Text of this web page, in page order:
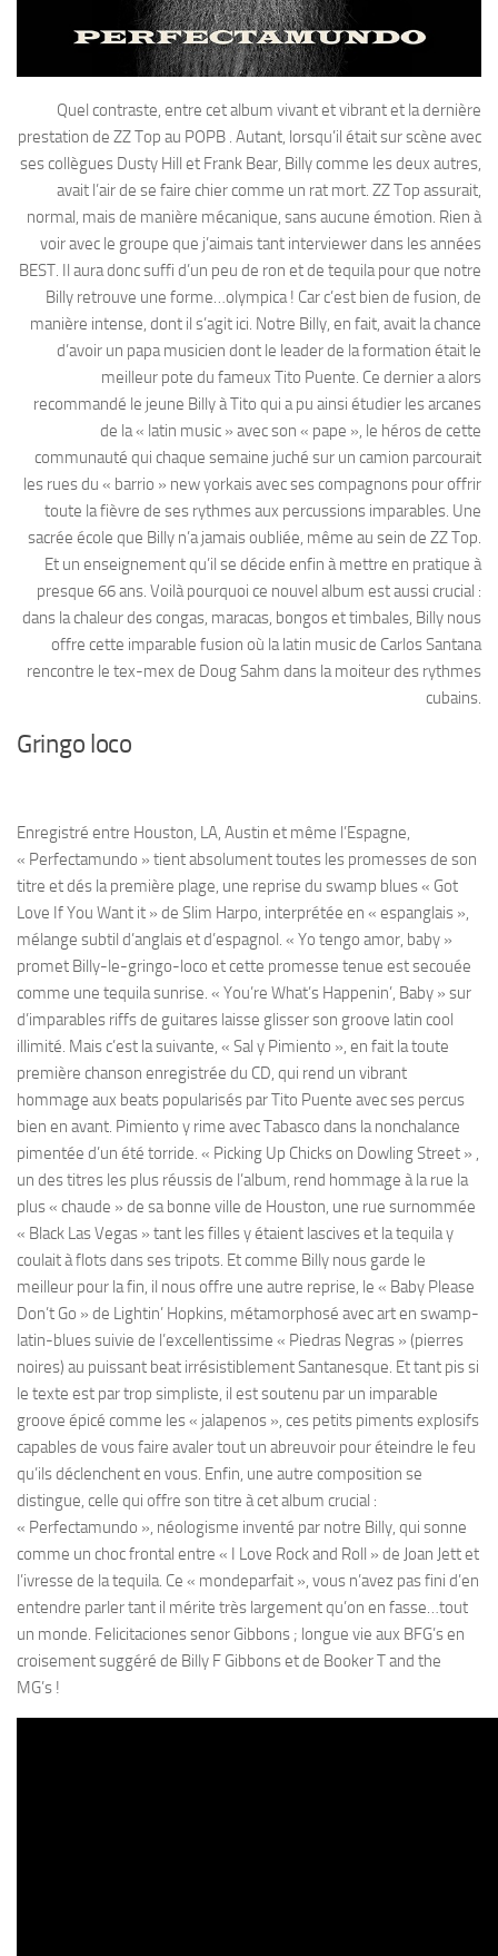
Quel contraste, entre cet album vivant et vibrant et la dernière
prestation de ZZ Top au POPB . Autant, lorsqu’il était sur scène avec
ses collègues Dusty Hill et Frank Bear, Billy comme les deux autres,
avait l’air de se faire chier comme un rat mort. ZZ Top assurait,
normal, mais de manière mécanique, sans aucune émotion. Rien à
voir avec le groupe que j’aimais tant interviewer dans les années
BEST. Il aura donc suffi d’un peu de ron et de tequila pour que notre
Billy retrouve une forme…olympica ! Car c’est bien de fusion, de
manière intense, dont il s’agit ici. Notre Billy, en fait, avait la chance
d’avoir un papa musicien dont le leader de la formation était le
meilleur pote du fameux Tito Puente. Ce dernier a alors
recommandé le jeune Billy à Tito qui a pu ainsi étudier les arcanes
de la « latin music » avec son « pape », le héros de cette
communauté qui chaque semaine juché sur un camion parcourait
les rues du « barrio » new yorkais avec ses compagnons pour offrir
toute la fièvre de ses rythmes aux percussions imparables. Une
sacrée école que Billy n’a jamais oubliée, même au sein de ZZ Top.
Et un enseignement qu’il se décide enfin à mettre en pratique à
presque 66 ans. Voilà pourquoi ce nouvel album est aussi crucial :
dans la chaleur des congas, maracas, bongos et timbales, Billy nous
offre cette imparable fusion où la latin music de Carlos Santana
rencontre le tex-mex de Doug Sahm dans la moiteur des rythmes
cubains.
Gringo loco
Enregistré entre Houston, LA, Austin et même l’Espagne,
« Perfectamundo » tient absolument toutes les promesses de son
titre et dés la première plage, une reprise du swamp blues « Got
Love If You Want it » de Slim Harpo, interprétée en « espanglais »,
mélange subtil d’anglais et d’espagnol. « Yo tengo amor, baby »
promet Billy-le-gringo-loco et cette promesse tenue est secouée
comme une tequila sunrise. « You’re What’s Happenin’, Baby » sur
d’imparables riffs de guitares laisse glisser son groove latin cool
illimité. Mais c’est la suivante, « Sal y Pimiento », en fait la toute
première chanson enregistrée du CD, qui rend un vibrant
hommage aux beats popularisés par Tito Puente avec ses percus
bien en avant. Pimiento y rime avec Tabasco dans la nonchalance
pimentée d’un été torride. « Picking Up Chicks on Dowling Street » ,
un des titres les plus réussis de l’album, rend hommage à la rue la
plus « chaude » de sa bonne ville de Houston, une rue surnommée
« Black Las Vegas » tant les filles y étaient lascives et la tequila y
coulait à flots dans ses tripots. Et comme Billy nous garde le
meilleur pour la fin, il nous offre une autre reprise, le « Baby Please
Don’t Go » de Lightin’ Hopkins, métamorphosé avec art en swamp-
latin-blues suivie de l’excellentissime « Piedras Negras » (pierres
noires) au puissant beat irrésistiblement Santanesque. Et tant pis si
le texte est par trop simpliste, il est soutenu par un imparable
groove épicé comme les « jalapenos », ces petits piments explosifs
capables de vous faire avaler tout un abreuvoir pour éteindre le feu
qu’ils déclenchent en vous. Enfin, une autre composition se
distingue, celle qui offre son titre à cet album crucial :
« Perfectamundo », néologisme inventé par notre Billy, qui sonne
comme un choc frontal entre « I Love Rock and Roll » de Joan Jett et
l’ivresse de la tequila. Ce « mondeparfait », vous n’avez pas fini d’en
entendre parler tant il mérite très largement qu’on en fasse…tout
un monde. Felicitaciones senor Gibbons ; longue vie aux BFG’s en
croisement suggéré de Billy F Gibbons et de Booker T and the
MG’s !